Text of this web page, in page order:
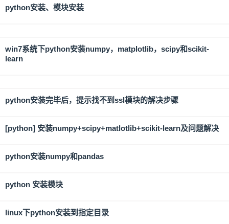
python安装、模块安装
win7系统下python安装numpy，matplotlib，scipy和scikit-
learn
python安装完毕后，提示找不到ssl模块的解决步骤
[python] 安装numpy+scipy+matlotlib+scikit-learn及问题解决
python安装numpy和pandas
python 安装模块
linux下python安装到指定目录